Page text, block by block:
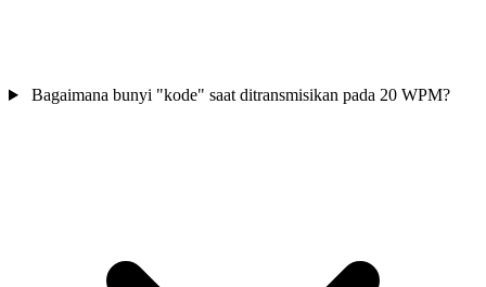
Bagaimana bunyi "kode" saat ditransmisikan pada 20 WPM?